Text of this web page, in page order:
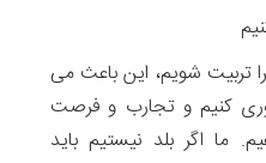
تربیت شویم، این باعث می
کنیم و تجارب و فرصت
ما اگر بلد نیستیم باید